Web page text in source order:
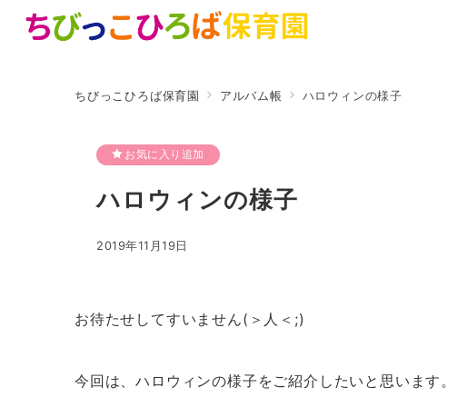
ちびっこひろば保育園 アルバム帳 ハロウィンの様子
お気に入り追加
ハロウィンの様子
2019年11月19日
お待たせしてすいません(＞人＜;)
今回は、ハロウィンの様子をご紹介したいと思います。